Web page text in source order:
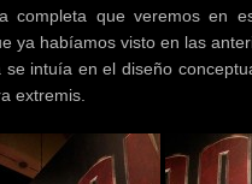
completa que veremos en
ya habíamos visto en las
intuía en el diseño
extremis.